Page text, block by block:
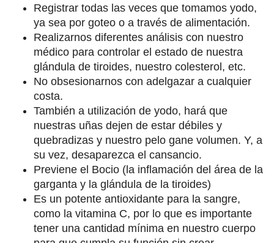
Registrar todas las veces que tomamos yodo,
ya sea por goteo o a través de alimentación.
Realizarnos diferentes análisis con nuestro
médico para controlar el estado de nuestra
glándula de tiroides, nuestro colesterol, etc.
No obsesionarnos con adelgazar a cualquier
costa.
También a utilización de yodo, hará que
nuestras uñas dejen de estar débiles y
quebradizas y nuestro pelo gane volumen. Y, a
su vez, desaparezca el cansancio.
Previene el Bocio (la inflamación del área de la
garganta y la glándula de la tiroides)
Es un potente antioxidante para la sangre,
como la vitamina C, por lo que es importante
tener una cantidad mínima en nuestro cuerpo